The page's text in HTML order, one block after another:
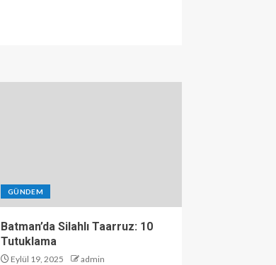
GÜNDEM
Batman’da Silahlı Taarruz: 10
Tutuklama
Eylül 19, 2025 admin